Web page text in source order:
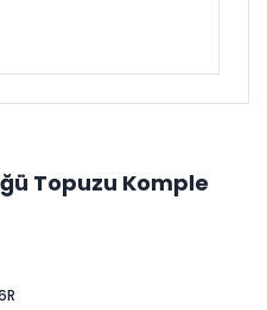
Topuzu Komple